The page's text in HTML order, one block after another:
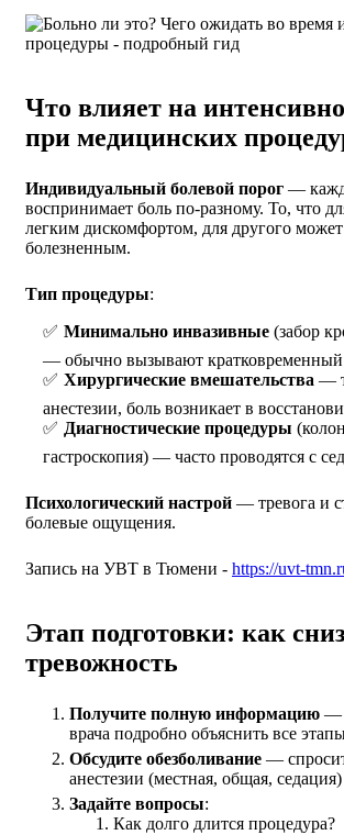
Что влияет на
при медицинских
Индивидуальный болевой порог —
воспринимает боль по-разному. То, что
легким дискомфортом, для другого может
болезненным.
Тип процедуры:
Минимально инвазивные(забор
— обычно вызывают кратковременный
Хирургические вмешательства —
анестезии, боль возникает в
Диагностические процедуры
гастроскопия) — часто проводятся с
Психологический настрой — тревога и
болевые ощущения.
Запись на УВТ в Тюмени - https://uvt-
Этап подготовки: как
тревожность
Получите полную информацию —
врача подробно объяснить все
Обсудите обезболивание —
анестезии (местная, общая, седация)
Задайте вопросы:
Как долго длится процедура?